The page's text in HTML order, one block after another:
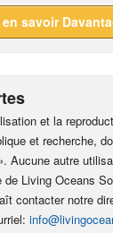
en savoir
et la
et recherche,
Aucune autre
Living Oceans
contacter notre